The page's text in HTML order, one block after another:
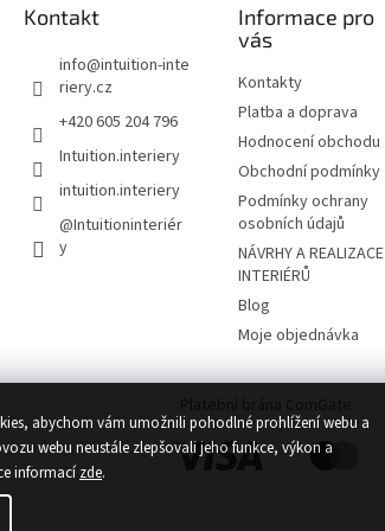
abychom vám umožnili pohodlné prohlížení webu a
webu neustále zlepšovali jeho funkce, výkon a
informacízde.
Kontakt
info@intuition-inte
riery.cz
+420 605 204 796
Intuition.interiery
intuition.interiery
@Intuitioninteriér
y
Informace pro
vás
Kontakty
Platba a doprava
Hodnocení obchodu
Obchodní podmínky
Podmínky ochrany
osobních údajů
NÁVRHY A REALIZACE
INTERIÉRŮ
Blog
Moje objednávka